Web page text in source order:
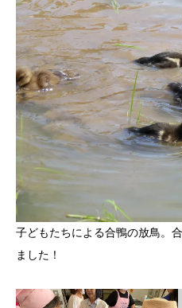
子どもたちによる合鴨の放鳥。
ました！